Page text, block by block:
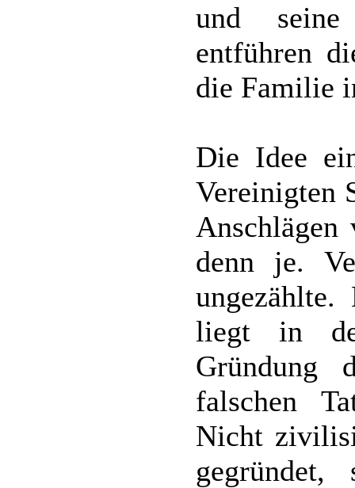
und
entführen
die Familie
Die Idee
Vereinigten
Anschlägen
denn je.
liegt in
Gründung
falschen
Nicht